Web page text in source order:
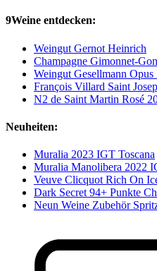
9Weine entdecken:
Weingut Gernot Heinrich
Champagne Gimonnet-
Weingut Gesellmann
François Villard Saint
N2 de Saint Martin Rosé
Neuheiten:
Muralia 2023 IGT Toscana
Muralia Manolibera 2022
Veuve Clicquot Rich On
Dark Secret 94+ Punkte
Neun Weine Zubehör